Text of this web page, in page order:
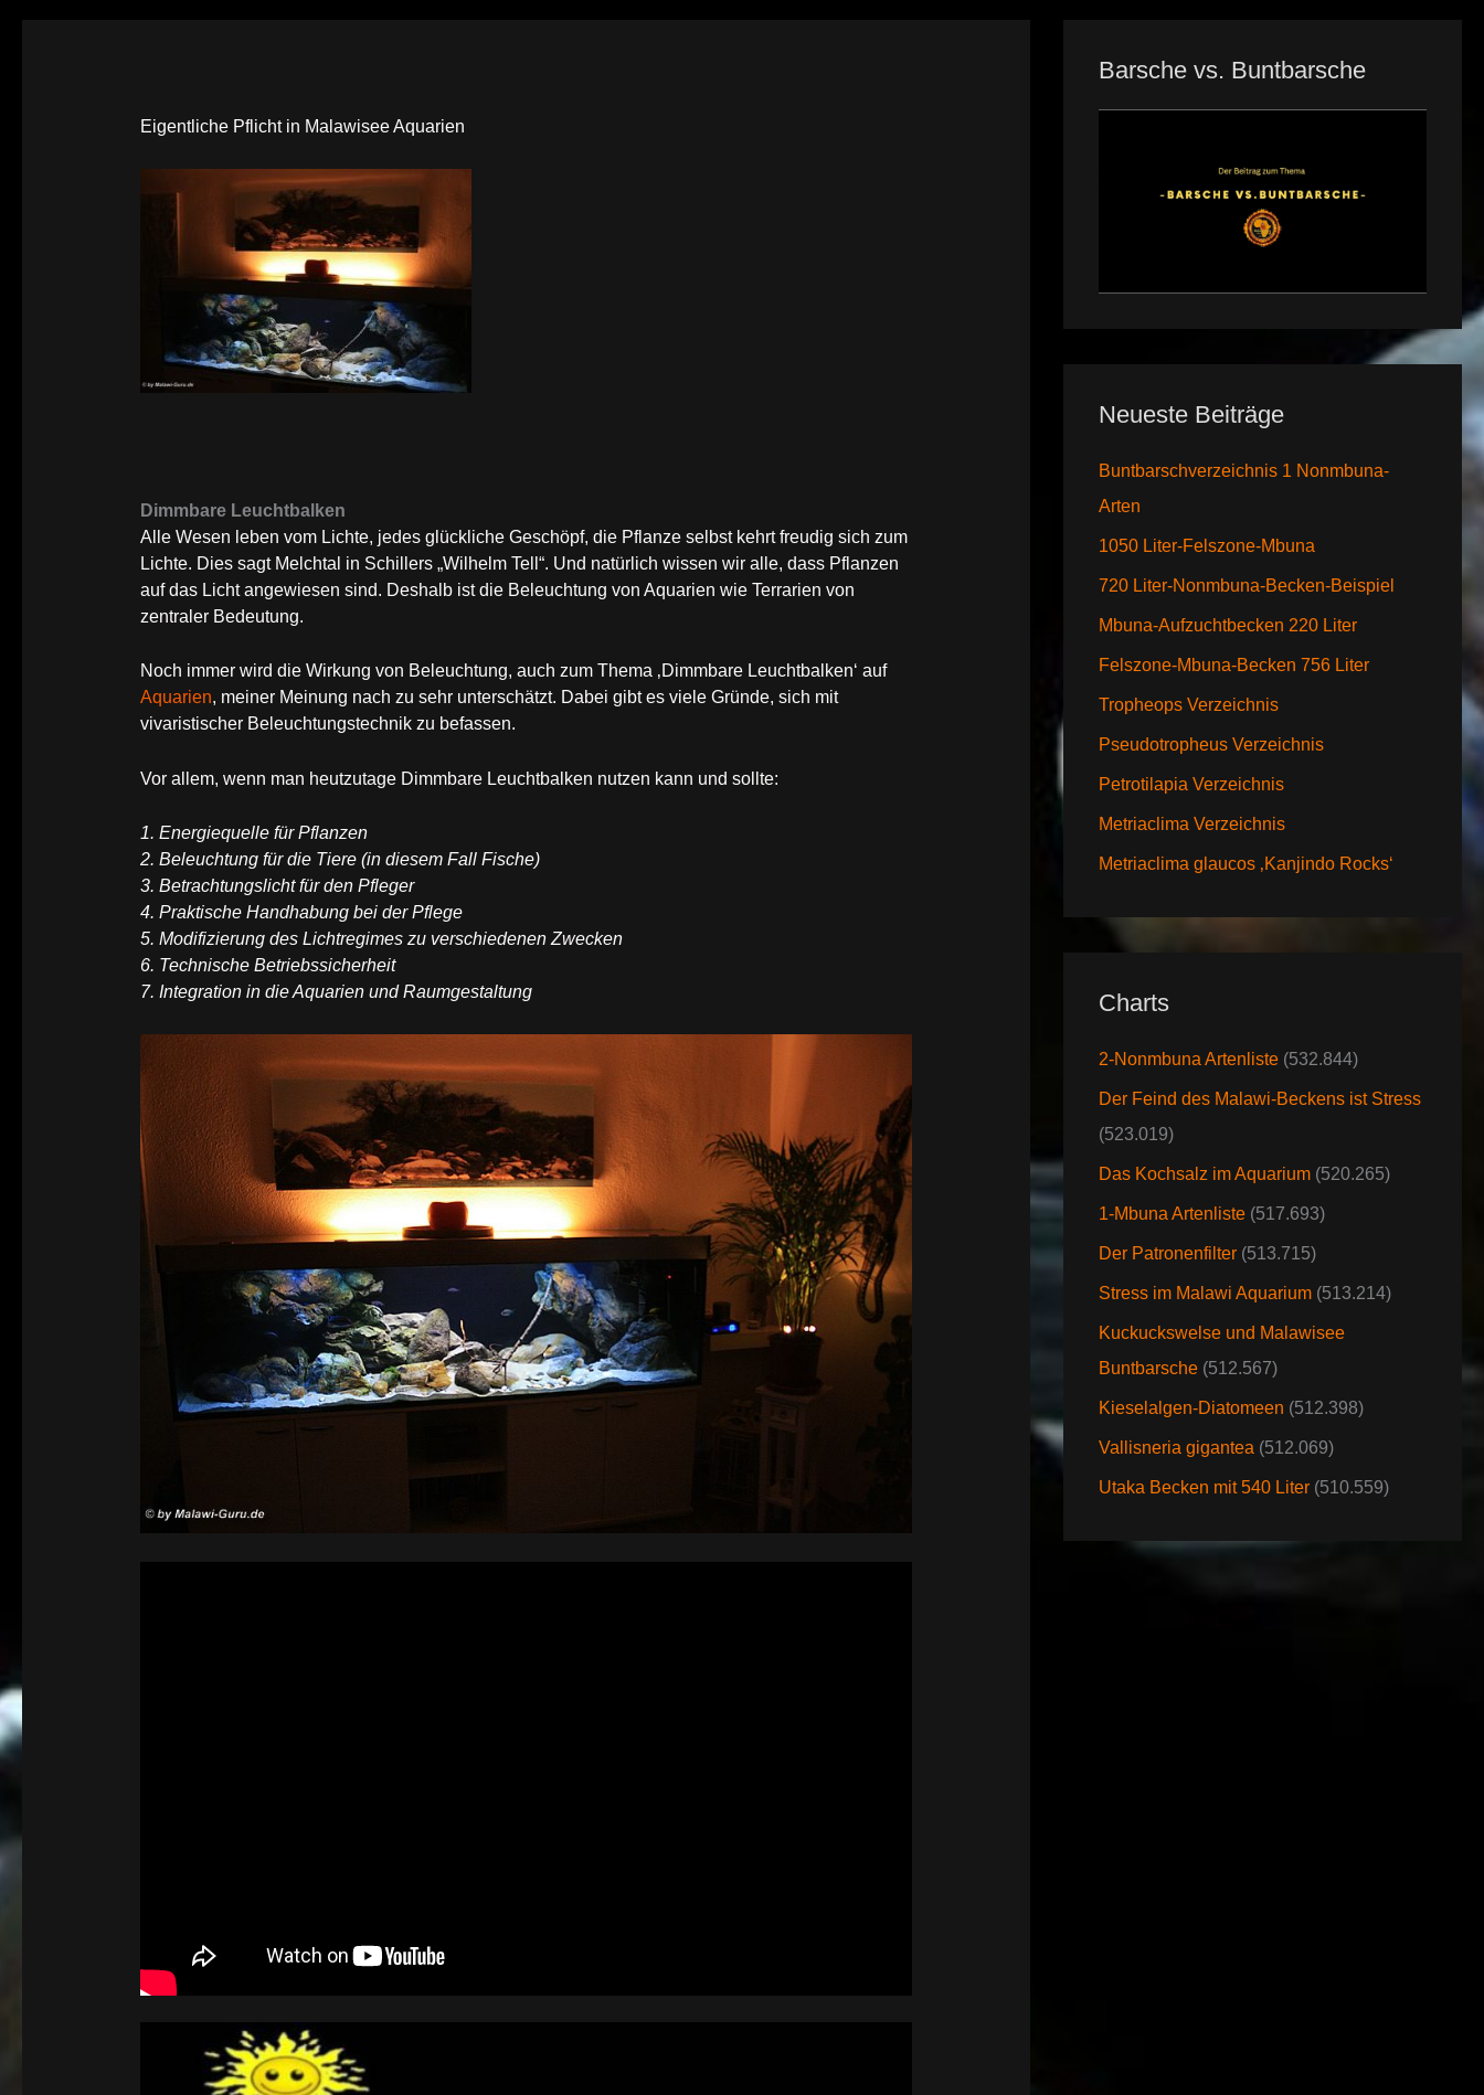
Eigentliche Pflicht in Malawisee Aquarien
Dimmbare Leuchtbalken
Alle Wesen leben vom Lichte, jedes glückliche Geschöpf, die Pflanze selbst kehrt freudig sich zum
Lichte. Dies sagt Melchtal in Schillers „Wilhelm Tell“. Und natürlich wissen wir alle, dass Pflanzen
auf das Licht angewiesen sind. Deshalb ist die Beleuchtung von Aquarien wie Terrarien von
zentraler Bedeutung.
Noch immer wird die Wirkung von Beleuchtung, auch zum Thema ‚Dimmbare Leuchtbalken‘ auf
Aquarien, meiner Meinung nach zu sehr unterschätzt. Dabei gibt es viele Gründe, sich mit
vivaristischer Beleuchtungstechnik zu befassen.
Vor allem, wenn man heutzutage Dimmbare Leuchtbalken nutzen kann und sollte:
1. Energiequelle für Pflanzen
2. Beleuchtung für die Tiere (in diesem Fall Fische)
3. Betrachtungslicht für den Pfleger
4. Praktische Handhabung bei der Pflege
5. Modifizierung des Lichtregimes zu verschiedenen Zwecken
6. Technische Betriebssicherheit
7. Integration in die Aquarien und Raumgestaltung
Barsche vs. Buntbarsche
Neueste Beiträge
Buntbarschverzeichnis 1 Nonmbuna-
Arten
1050 Liter-Felszone-Mbuna
720 Liter-Nonmbuna-Becken-Beispiel
Mbuna-Aufzuchtbecken 220 Liter
Felszone-Mbuna-Becken 756 Liter
Tropheops Verzeichnis
Pseudotropheus Verzeichnis
Petrotilapia Verzeichnis
Metriaclima Verzeichnis
Metriaclima glaucos ‚Kanjindo Rocks‘
Charts
2-Nonmbuna Artenliste (532.844)
Der Feind des Malawi-Beckens ist Stress
(523.019)
Das Kochsalz im Aquarium (520.265)
1-Mbuna Artenliste (517.693)
Der Patronenfilter (513.715)
Stress im Malawi Aquarium (513.214)
Kuckuckswelse und Malawisee
Buntbarsche (512.567)
Kieselalgen-Diatomeen (512.398)
Vallisneria gigantea (512.069)
Utaka Becken mit 540 Liter (510.559)